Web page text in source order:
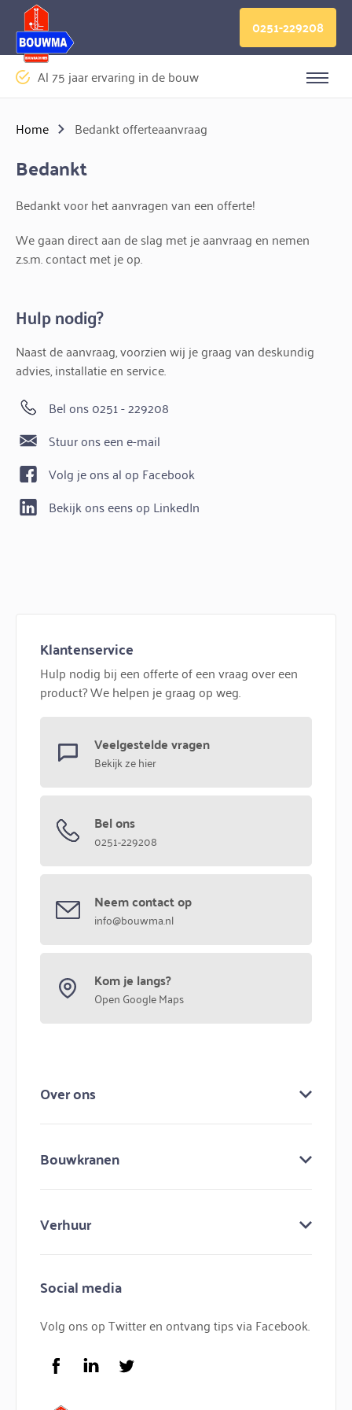
Logo Bouwma Bouwmachines BV
0251-229208
Al 75 jaar ervaring in de bouw
Home Bedankt offerteaanvraag
Bedankt
Bedankt voor het aanvragen van een offerte!
We gaan direct aan de slag met je aanvraag en nemen
z.s.m. contact met je op.
Hulp nodig?
Naast de aanvraag, voorzien wij je graag van deskundig
advies, installatie en service.
Bel ons 0251 - 229208
Stuur ons een e-mail
Volg je ons al op Facebook
Bekijk ons eens op LinkedIn
Klantenservice
Hulp nodig bij een offerte of een vraag over een
product? We helpen je graag op weg.
Veelgestelde vragen
Bekijk ze hier
Bel ons
0251-229208
Neem contact op
info@bouwma.nl
Kom je langs?
Open Google Maps
Over ons
Keuringen
Bouwkranen
Lijmkranen
Hijskranen
Verhuur
Bouwkraan huren
Bouwlift huren
FAQ
Social media
Volg ons op Twitter en ontvang tips via Facebook.
FacebookLinkedInTwitter